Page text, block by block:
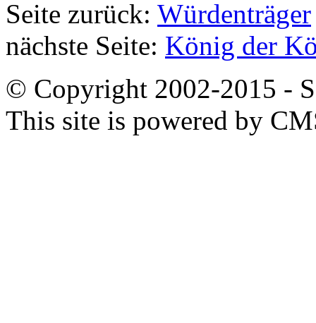
Seite zurück: Würdenträger
nächste Seite: König der
© Copyright 2002-2015 -
This site is powered by